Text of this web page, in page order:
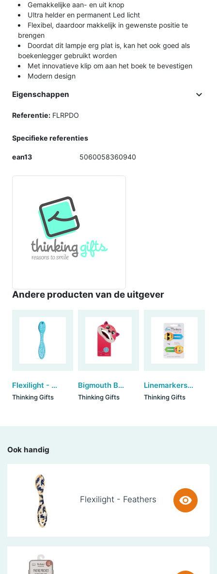
Gemakkelijke aan- en uit knop
Ultra helder en permanent Led licht
Flexibel, daardoor makkelijk in gewenste positie te
brengen
Doordat dit lampje erg plat is, kan het ook goed als
boekenlegger gebruikt worden
Met innovatieve klip om aan het boek te bevestigen
Modern design
Eigenschappen 
Referentie: FLRPDO
Specifieke referenties
ean13 5060058360940
Andere producten van de uitgever
Flexilight - Blue Words
Thinking Gifts
Bigmouth Bookmark - Kitty
Thinking Gifts
Linemarkers Crazy & Cool (set van 6)
Thinking Gifts
Ook handig
Flexilight - Feathers